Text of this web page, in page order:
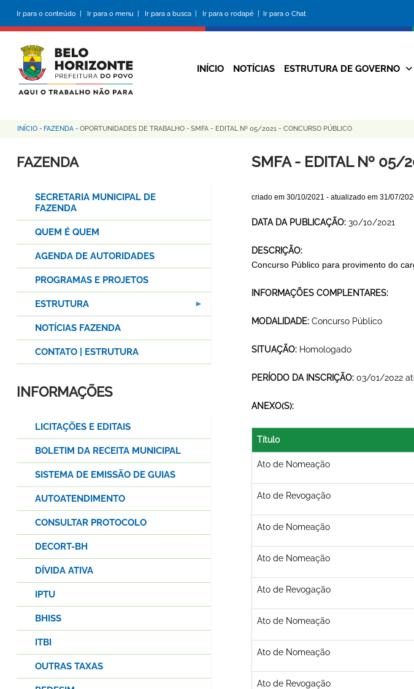
conteúdo
principal
Ir para o conteúdo | Ir para o menu | Ir para a busca | Ir para o rodapé | Ir para o Chat
da
INÍCIO NOTÍCIAS ESTRUTURA DE GOVERNO
Trilha
de
INÍCIO - FAZENDA - OPORTUNIDADES DE TRABALHO - SMFA - EDITAL Nº 05/2021 - CONCURSO PÚBLICO
SMFA - EDITAL Nº 05/
criado em 30/10/2021 - atualizado em 31/07/
DATA DA PUBLICAÇÃO: 30/10/2021
DESCRIÇÃO:
Concurso Público para provimento do
INFORMAÇÕES COMPLENTARES:
MODALIDADE: Concurso Público
SITUAÇÃO: Homologado
PERÍODO DA INSCRIÇÃO: 03/01/2022
ANEXO(S):
Título
Ato de Nomeação
Ato de Revogação
Ato de Nomeação
Ato de Nomeação
Ato de Revogação
Ato de Nomeação
Ato de Nomeação
Ato de Revogação
FAZENDA
SECRETARIA MUNICIPAL DE
FAZENDA
QUEM É QUEM
AGENDA DE AUTORIDADES
PROGRAMAS E PROJETOS
ESTRUTURA
NOTÍCIAS FAZENDA
CONTATO | ESTRUTURA
INFORMAÇÕES
LICITAÇÕES E EDITAIS
BOLETIM DA RECEITA MUNICIPAL
SISTEMA DE EMISSÃO DE GUIAS
AUTOATENDIMENTO
CONSULTAR PROTOCOLO
DECORT-BH
DÍVIDA ATIVA
IPTU
BHISS
ITBI
OUTRAS TAXAS